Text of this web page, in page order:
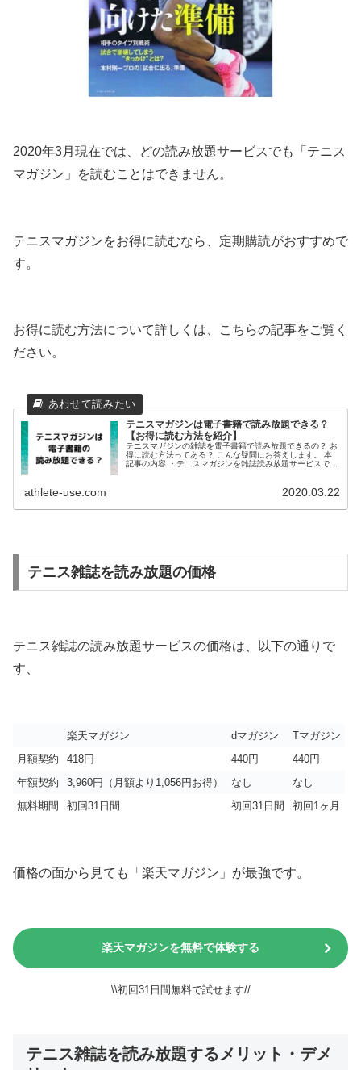
2020年3月現在では、どの読み放題サービスでも「テニス
マガジン」を読むことはできません。
テニスマガジンをお得に読むなら、定期購読がおすすめで
す。
お得に読む方法について詳しくは、こちらの記事をご覧く
ださい。
テニスマガジンは電子書籍で読み放題できる？
【お得に読む方法を紹介】
テニスマガジンの雑誌を電子書籍で読み放題できるの？ お
得に読む方法ってある？ こんな疑問にお答えします。 本
記事の内容 ・テニスマガジンを雑誌読み放題サービスで読
athlete-use.com 2020.03.22
テニス雑誌を読み放題の価格
テニス雑誌の読み放題サービスの価格は、以下の通りで
す、
楽天マガジン dマガジン
Tマガジン
月額契約
418円 440円
440円
年額契約
3,960円（月額より1,056円お得） なし
なし
無料期間
初回31日間 初回31日間 初回1ヶ月
価格の面から見ても「楽天マガジン」が最強です。
楽天マガジンを無料で体験する
\\初回31日間無料で試せます//
テニス雑誌を読み放題するメリット・デメ